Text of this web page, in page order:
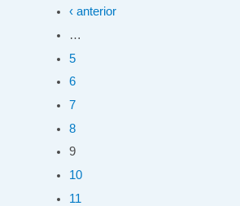
‹ anterior
…
5
6
7
8
9
10
11